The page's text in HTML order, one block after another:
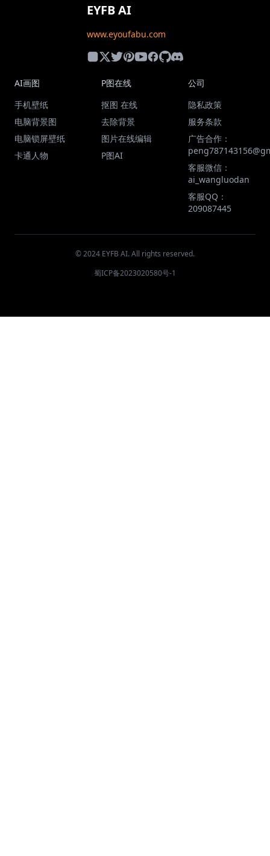
EYFB AI
www.eyoufabu.com
AI画图
手机壁纸
电脑背景图
电脑锁屏壁纸
卡通人物
P图在线
抠图 在线
去除背景
图片在线编辑
P图AI
公司
隐私政策
服务条款
广告合作：
客服微信：
ai_wangluodan
客服QQ：
209087445
© 2024 EYFB AI. All rights reserved.
蜀ICP备2023020580号-1